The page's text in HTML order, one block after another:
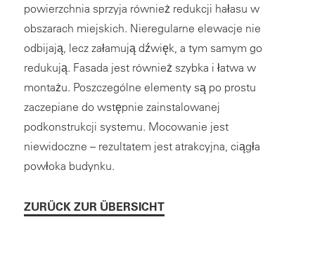
powierzchnia sprzyja również redukcji hałasu w
obszarach miejskich. Nieregularne elewacje nie
odbijają, lecz załamują dźwięk, a tym samym go
redukują. Fasada jest również szybka i łatwa w
montażu. Poszczególne elementy są po prostu
zaczepiane do wstępnie zainstalowanej
podkonstrukcji systemu. Mocowanie jest
niewidoczne – rezultatem jest atrakcyjna, ciągła
powłoka budynku.
ZURÜCK ZUR ÜBERSICHT